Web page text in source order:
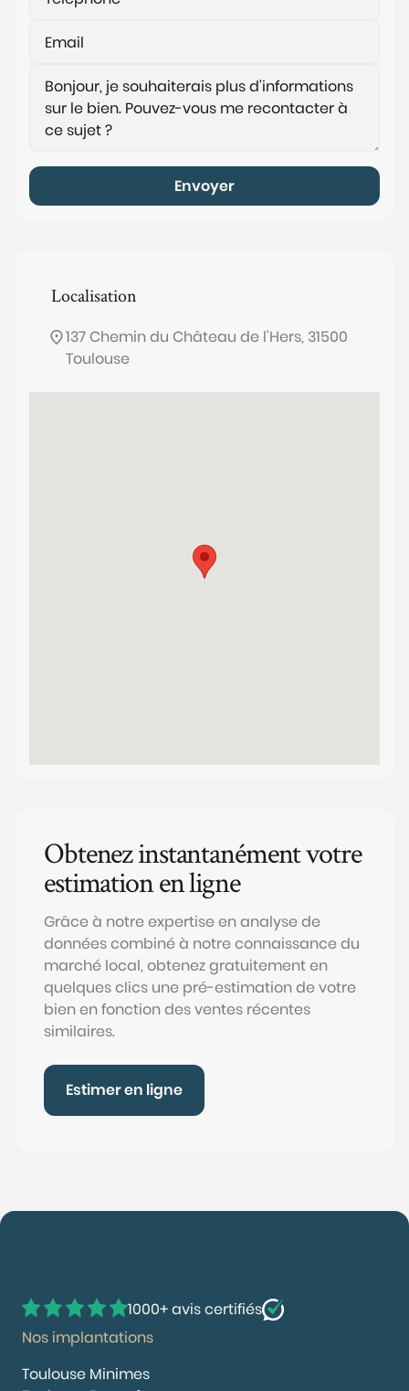
Envoyer
Localisation
137 Chemin du Château de l'Hers, 31500
Toulouse
Obtenez instantanément votre
estimation en ligne
Grâce à notre expertise en analyse de
données combiné à notre connaissance du
marché local, obtenez gratuitement en
quelques clics une pré-estimation de votre
bien en fonction des ventes récentes
similaires.
Estimer en ligne
1000+ avis certifiés
Nos implantations
Toulouse Minimes